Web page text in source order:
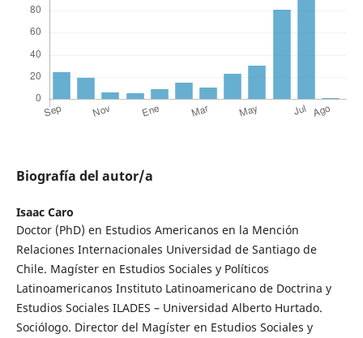
Biografía del autor/a
Isaac Caro
Doctor (PhD) en Estudios Americanos en la Mención
Relaciones Internacionales Universidad de Santiago de
Chile. Magíster en Estudios Sociales y Políticos
Latinoamericanos Instituto Latinoamericano de Doctrina y
Estudios Sociales ILADES – Universidad Alberto Hurtado.
Sociólogo. Director del Magíster en Estudios Sociales y